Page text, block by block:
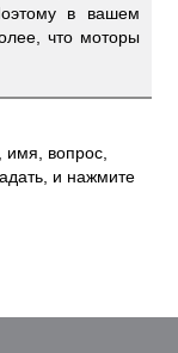
в вашем
что моторы
имя, вопрос,
и нажмите